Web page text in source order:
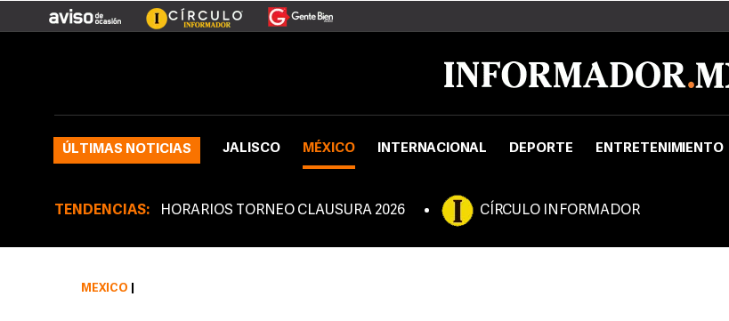
ÚLTIMAS NOTICIAS JALISCO MÉXICO INTERNACIONAL DEPORTE ENTRETENIMIENTO
TENDENCIAS: HORARIOS TORNEO CLAUSURA 2026 CÍRCULO INFORMADOR
MÉXICO